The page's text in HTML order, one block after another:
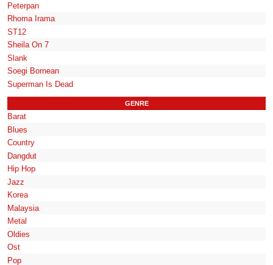
Peterpan
Rhoma Irama
ST12
Sheila On 7
Slank
Soegi Bornean
Superman Is Dead
GENRE
Barat
Blues
Country
Dangdut
Hip Hop
Jazz
Korea
Malaysia
Metal
Oldies
Ost
Pop